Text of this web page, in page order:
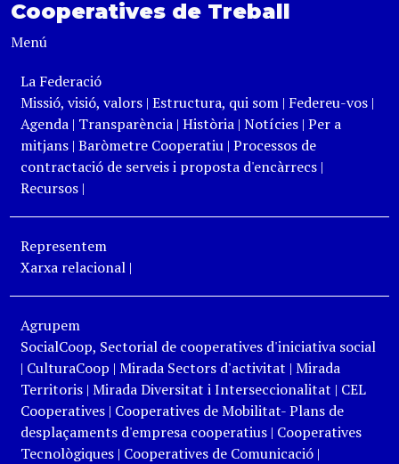
Cooperatives de Treball
Menú
La Federació
Missió, visió, valors| Estructura, qui som| Federeu-vos|
Agenda | Transparència| Història| Notícies | Per a
mitjans| Baròmetre Cooperatiu| Processos de
contractació de serveis i proposta d'encàrrecs|
Recursos|
Representem
Xarxa relacional|
Agrupem
SocialCoop, Sectorial de cooperatives d'iniciativa social
| CulturaCoop | Mirada Sectors d'activitat | Mirada
Territoris| Mirada Diversitat i Interseccionalitat | CEL
Cooperatives| Cooperatives de Mobilitat- Plans de
desplaçaments d'empresa cooperatius| Cooperatives
Tecnològiques| Cooperatives de Comunicació|